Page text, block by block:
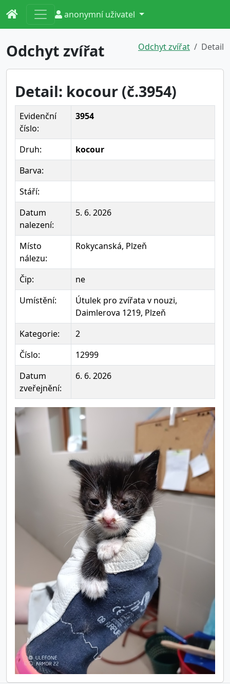
anonymní uživatel
Odchyt zvířat Odchyt zvířat Detail
Detail: kocour (č.3954)
Evidenční
číslo:
3954
Druh:
kocour
Barva:
Stáří:
Datum
nalezení:
5. 6. 2026
Místo
nálezu:
Rokycanská, Plzeň
Čip:
ne
Umístění:
Útulek pro zvířata v nouzi,
Daimlerova 1219, Plzeň
Kategorie:
2
Číslo:
12999
Datum
zveřejnění:
6. 6. 2026